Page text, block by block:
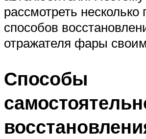
рассмотреть несколько
способов
отражателя фары
Способы